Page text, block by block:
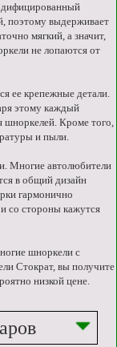
поэтому выдерживает
мягкий, а значит,
не лопаются от
ее крепежные детали.
этому каждый
шноркелей. Кроме того,
и пыли.
Многие автолюбители
в общий дизайн
гармонично
со стороны кажутся
шноркели с
Стократ, вы получите
низкой цене.